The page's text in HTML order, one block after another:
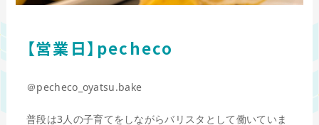
【営業日】pecheco
＠pecheco_oyatsu.bake
普段は3人の子育てをしながらバリスタとして働いていま